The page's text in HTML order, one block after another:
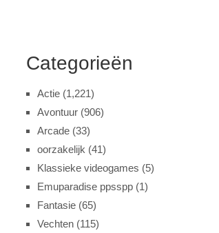
Categorieën
Actie (1,221)
Avontuur (906)
Arcade (33)
oorzakelijk (41)
Klassieke videogames (5)
Emuparadise ppsspp (1)
Fantasie (65)
Vechten (115)